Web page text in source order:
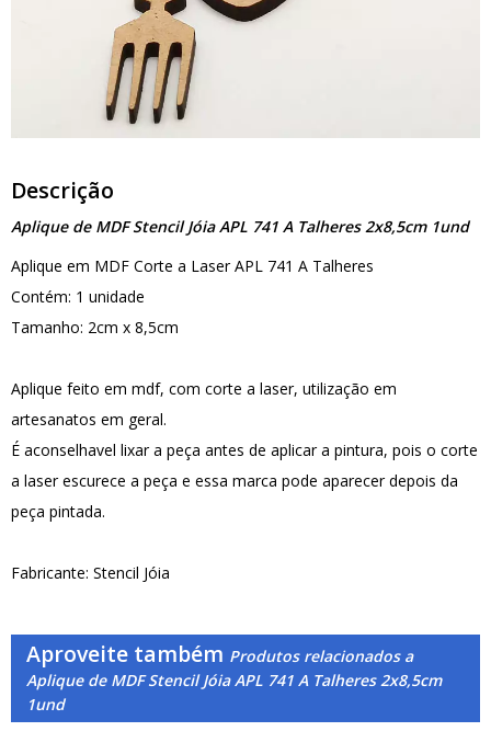
Descrição
Aplique de MDF Stencil Jóia APL 741 A Talheres 2x8,5cm 1und
Aplique em MDF Corte a Laser APL 741 A Talheres
Contém: 1 unidade
Tamanho: 2cm x 8,5cm
Aplique feito em mdf, com corte a laser, utilização em
artesanatos em geral.
É aconselhavel lixar a peça antes de aplicar a pintura, pois o corte
a laser escurece a peça e essa marca pode aparecer depois da
peça pintada.
Fabricante: Stencil Jóia
Aproveite também Produtos relacionados a
Aplique de MDF Stencil Jóia APL 741 A Talheres 2x8,5cm
1und